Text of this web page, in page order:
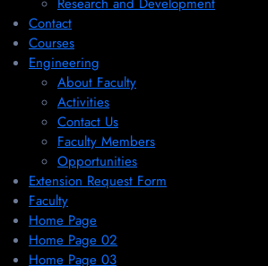
Research and Development
Contact
Courses
Engineering
About Faculty
Activities
Contact Us
Faculty Members
Opportunities
Extension Request Form
Faculty
Home Page
Home Page 02
Home Page 03